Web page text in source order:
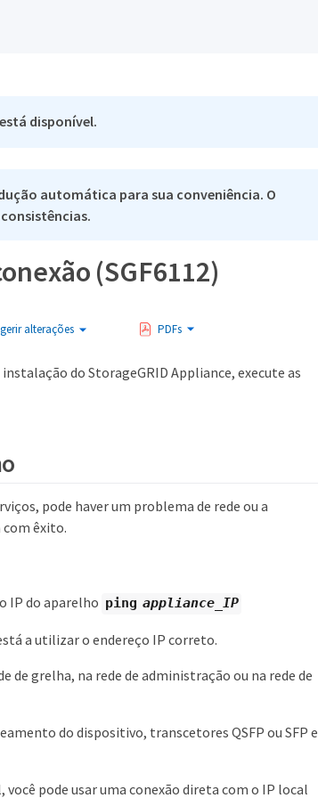
disponível.
automática para sua conveniência. O
(SGF6112)
alterações PDFs
do StorageGRID Appliance, execute as
pode haver um problema de rede ou a
com êxito.
IP do aparelho pingappliance_IP
a utilizar o endereço IP correto.
de grelha, na rede de administração ou na rede de
do dispositivo, transcetores QSFP ou SFP e
pode usar uma conexão direta com o IP local